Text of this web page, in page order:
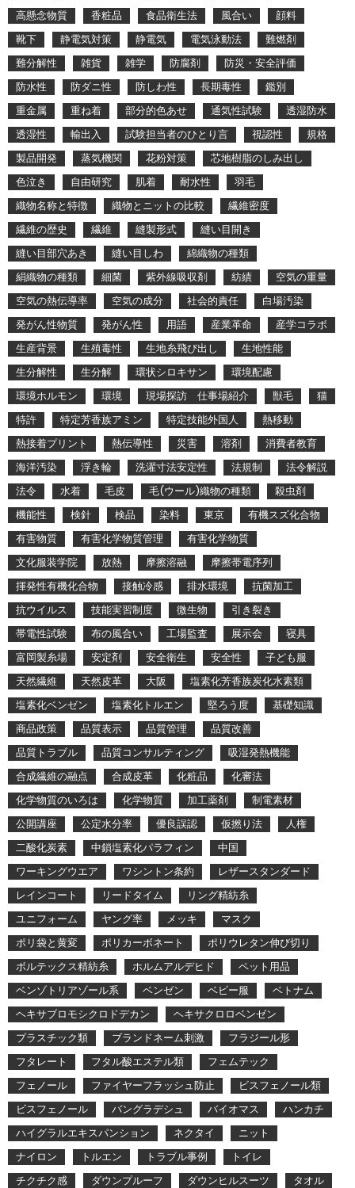
高懸念物質
香粧品 食品衛生法 風合い
顔料
靴下
静電気対策 静電気 電気泳動法
難燃剤
難分解性
雑貨 雑学 防腐剤
防災・安全評価
防水性
防ダニ性 防しわ性 長期毒性
鑑別
重金属
重ね着 部分的色あせ 通気性試験
透湿防水
透湿性
輸出入 試験担当者のひとり言 視認性
規格
製品開発
蒸気機関 花粉対策
芯地樹脂のしみ出し
色泣き
自由研究 肌着 耐水性
羽毛
織物名称と特徴
織物とニットの比較
繊維密度
繊維の歴史
繊維 縫製形式
縫い目開き
縫い目部穴あき
縫い目しわ
綿織物の種類
絹織物の種類
細菌 紫外線吸収剤 紡績
空気の重量
空気の熱伝導率
空気の成分 社会的責任
白場汚染
発がん性物質
発がん性 用語 産業革命
産学コラボ
生産背景
生殖毒性 生地糸飛び出し
生地性能
生分解性
生分解 環状シロキサン
環境配慮
環境ホルモン
環境 現場探訪 仕事場紹介 獣毛
猫
特許
特定芳香族アミン 特定技能外国人
熱移動
熱接着プリント
熱伝導性 災害 溶剤
消費者教育
海洋汚染
浮き輪 洗濯寸法安定性 法規制
法令解説
法令
水着 毛皮 毛(ウール)織物の種類
殺虫剤
機能性
検針 検品 染料 東京
有機スズ化合物
有害物質
有害化学物質管理
有害化学物質
文化服装学院
放熱 摩擦溶融
摩擦帯電序列
揮発性有機化合物
接触冷感 排水環境
抗菌加工
抗ウイルス
技能実習制度 微生物
引き裂き
帯電性試験
布の風合い 工場監査 展示会
寝具
富岡製糸場
安定剤 安全衛生 安全性
子ども服
天然繊維
天然皮革 大阪
塩素化芳香族炭化水素類
塩素化ベンゼン
塩素化トルエン 堅ろう度
基礎知識
商品政策
品質表示 品質管理
品質改善
品質トラブル
品質コンサルティング
吸湿発熱機能
合成繊維の融点
合成皮革 化粧品
化審法
化学物質のいろは
化学物質 加工薬剤
制電素材
公開講座
公定水分率 優良誤認 仮撚り法
人権
二酸化炭素
中鎖塩素化パラフィン
中国
ワーキングウエア
ワシントン条約
レザースタンダード
レインコート
リードタイム
リング精紡糸
ユニフォーム
ヤング率 メッキ
マスク
ポリ袋と黄変
ポリカーボネート
ポリウレタン伸び切り
ボルテックス精紡糸
ホルムアルデヒド
ペット用品
ベンゾトリアゾール系
ベンゼン ベビー服
ベトナム
ヘキサブロモシクロドデカン
ヘキサクロロベンゼン
プラスチック類
ブランドネーム刺激
フラジール形
フタレート
フタル酸エステル類
フェムテック
フェノール
ファイヤーフラッシュ防止
ビスフェノール類
ビスフェノール
バングラデシュ バイオマス
ハンカチ
ハイグラルエキスパンション
ネクタイ
ニット
ナイロン
トルエン トラブル事例
トイレ
チクチク感
ダウンプルーフ ダウンヒルスーツ タオル